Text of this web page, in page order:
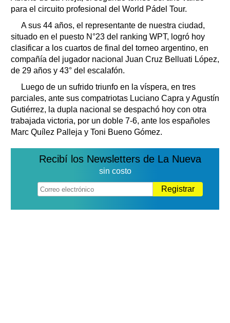
Servicios
Transportes
Loterías
Datos Útiles
Fúnebres
Edictos
Teléfonos de urgencia
para el circuito profesional del World Pádel Tour.
A sus 44 años, el representante de nuestra ciudad,
situado en el puesto N°23 del ranking WPT, logró hoy
clasificar a los cuartos de final del torneo argentino, en
compañía del jugador nacional Juan Cruz Belluati López,
de 29 años y 43° del escalafón.
Luego de un sufrido triunfo en la víspera, en tres
parciales, ante sus compatriotas Luciano Capra y Agustín
Gutiérrez, la dupla nacional se despachó hoy con otra
trabajada victoria, por un doble 7-6, ante los españoles
Marc Quílez Palleja y Toni Bueno Gómez.
Recibí los Newsletters de La Nueva
sin costo
Registrar